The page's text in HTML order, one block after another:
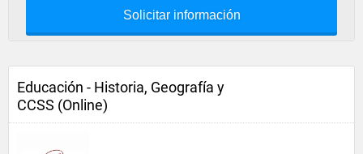
Solicitar información
Educación - Historia, Geografía y
CCSS (Online)